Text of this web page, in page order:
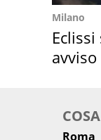
Milano